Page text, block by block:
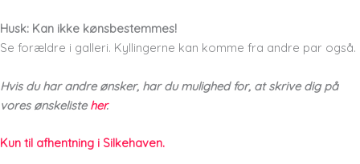
Husk: Kan ikke kønsbestemmes!
Se forældre i galleri. Kyllingerne kan komme fra andre par også.
Hvis du har andre ønsker, har du mulighed for, at skrive dig på
vores ønskelisteher.
Kun til afhentning i Silkehaven.